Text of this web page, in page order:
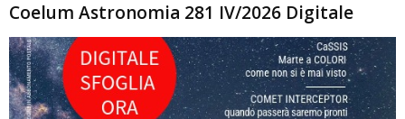
Coelum Astronomia 281 IV/2026 Digitale